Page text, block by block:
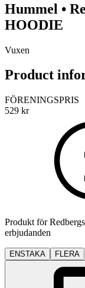
Hummel •
HOODIE
Vuxen
Product
FÖRENINGSPRIS
529 kr
Produkt för
erbjudanden
ENSTAKA FLERA